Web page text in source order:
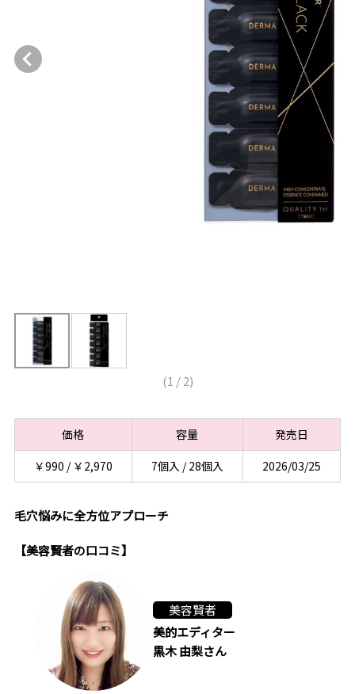
(1 /2)
価格 容量
発売日
￥990 / ￥2,970
7個入 / 28個入 2026/03/25
毛穴悩みに全方位アプローチ
【美容賢者の口コミ】
美容賢者
美的エディター
黒木 由梨さん